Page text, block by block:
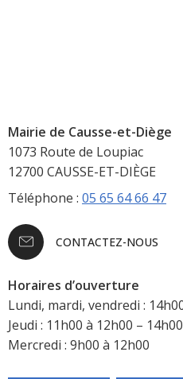
Mairie de Causse-et-Diège
1073 Route de Loupiac
12700 CAUSSE-ET-DIÈGE
Téléphone : 05 65 64 66 47
CONTACTEZ-NOUS
Horaires d’ouverture
Lundi, mardi, vendredi :
Jeudi : 11h00 à 12h00 –
Mercredi : 9h00 à 12h00